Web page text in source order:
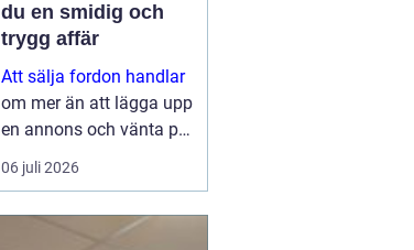
du en smidig och
trygg affär
Att sälja fordon handlar
om mer än att lägga upp
en annons och vänta på
svar. Många vill få en
bra peng för bilen,
snöskotern, men lika
06 juli 2026